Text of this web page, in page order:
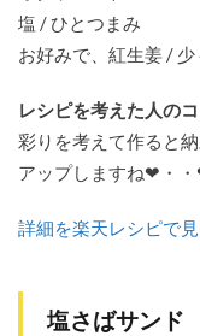
塩 / ひとつまみ
お好みで、紅生姜 / 少
レシピを考えた人の
彩りを考えて作ると
アップしますね❤・
詳細を楽天レシピで
塩さばサンド